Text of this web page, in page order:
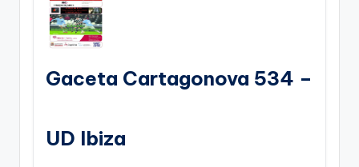
Gaceta Cartagonova 534 –
UD Ibiza